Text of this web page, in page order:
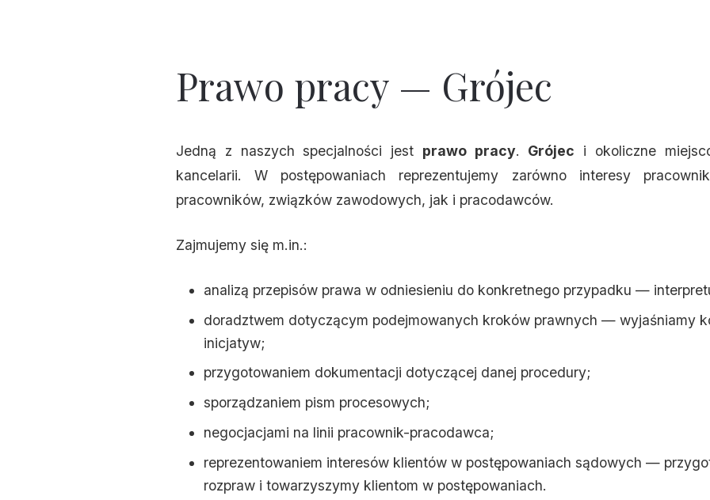
Prawo pracy — Grójec
Jedną z naszych specjalności jest prawo pracy. Grójec i okoliczne
kancelarii. W postępowaniach reprezentujemy zarówno interesy
pracowników, związków zawodowych, jak i pracodawców.
Zajmujemy się m.in.:
analizą przepisów prawa w odniesieniu do konkretnego przypadku —
doradztwem dotyczącym podejmowanych kroków prawnych — wyjaśniamy
inicjatyw;
przygotowaniem dokumentacji dotyczącej danej procedury;
sporządzaniem pism procesowych;
negocjacjami na linii pracownik-pracodawca;
reprezentowaniem interesów klientów w postępowaniach sądowych —
rozpraw i towarzyszymy klientom w postępowaniach.